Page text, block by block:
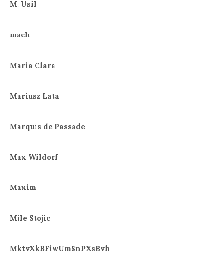
M. Usil
mach
Maria Clara
Mariusz Lata
Marquis de Passade
Max Wildorf
Maxim
Mile Stojic
MktvXkBFiwUmSnPXsBvh